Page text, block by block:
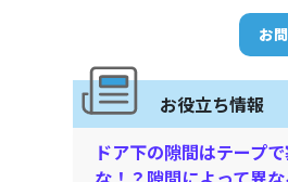
お
お役立ち情報
ドア下の隙間はテープ